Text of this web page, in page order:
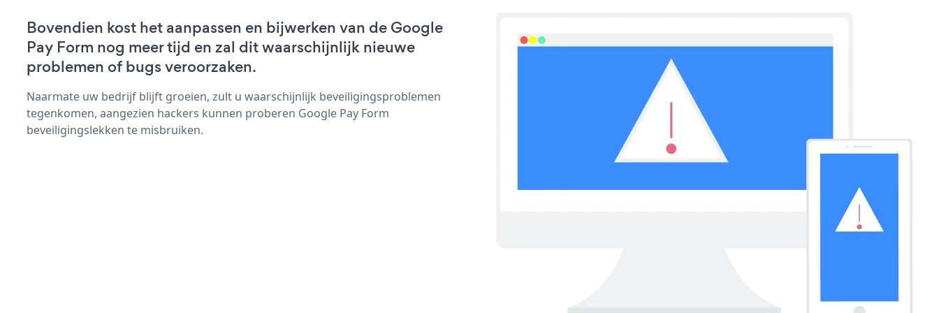
Bovendien kost het aanpassen en bijwerken van de Google
Pay Form nog meer tijd en zal dit waarschijnlijk nieuwe
problemen of bugs veroorzaken.
Naarmate uw bedrijf blijft groeien, zult u waarschijnlijk beveiligingsproblemen
tegenkomen, aangezien hackers kunnen proberen Google Pay Form
beveiligingslekken te misbruiken.